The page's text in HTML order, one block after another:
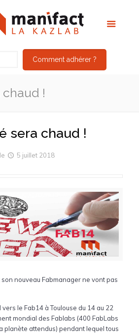
Comment adhérer ?
chaud !
sera chaud !
5 juillet 2018
son nouveau Fabmanager ne vont pas
le Fab14 à Toulouse du 14 au 22
mondial des Fablabs (400 FabLabs
planète attendus) pendant lequel tous